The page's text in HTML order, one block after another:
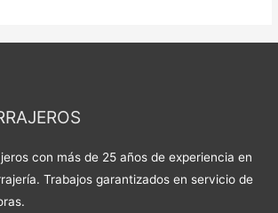
con más de 25 años de experiencia en
Trabajos garantizados en servicio de